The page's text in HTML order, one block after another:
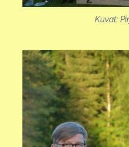
Kuvat: